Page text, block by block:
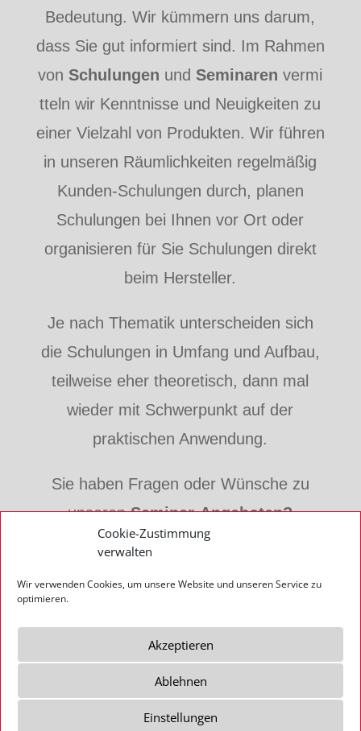
Cookie-Zustimmung
verwalten
Wir verwenden Cookies, um unsere Website und unseren Service zu
optimieren.
Akzeptieren
Ablehnen
Einstellungen
Bedeutung. Wir kümmern uns darum,
dass Sie gut informiert sind. Im Rahmen
von Schulungen und Seminaren vermi
tteln wir Kenntnisse und Neuigkeiten zu
einer Vielzahl von Produkten. Wir führen
in unseren Räumlichkeiten regelmäßig
Kunden-Schulungen durch, planen
Schulungen bei Ihnen vor Ort oder
organisieren für Sie Schulungen direkt
beim Hersteller.
Je nach Thematik unterscheiden sich
die Schulungen in Umfang und Aufbau,
teilweise eher theoretisch, dann mal
wieder mit Schwerpunkt auf der
praktischen Anwendung.
Sie haben Fragen oder Wünsche zu
unserenSeminar-Angeboten?
Wir helfen Ihnen gerne weiter:
Info(at)schmeckthal-gruppe.de
Datenschutz